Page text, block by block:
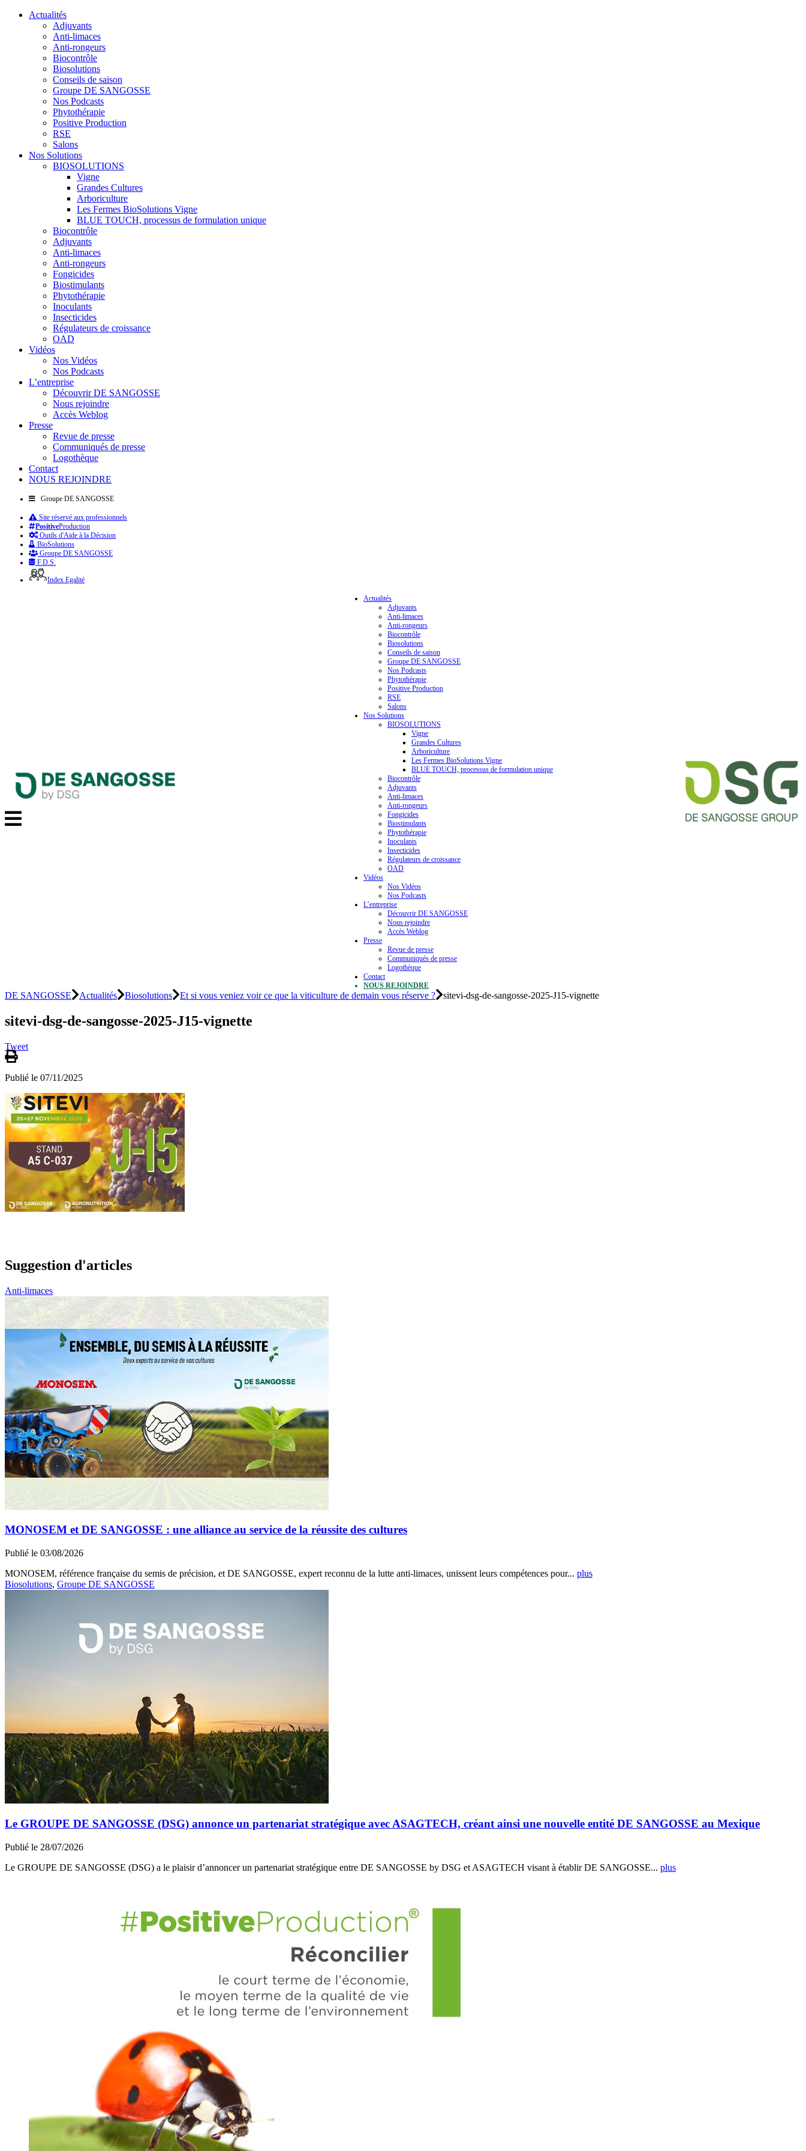
Actualités
Adjuvants
Anti-limaces
Anti-rongeurs
Biocontrôle
Biosolutions
Conseils de saison
Groupe DE SANGOSSE
Nos Podcasts
Phytothérapie
Positive Production
RSE
Salons
Nos Solutions
BIOSOLUTIONS
Vigne
Grandes Cultures
Arboriculture
Les Fermes BioSolutions Vigne
BLUE TOUCH, processus de formulation unique
Biocontrôle
Adjuvants
Anti-limaces
Anti-rongeurs
Fongicides
Biostimulants
Phytothérapie
Inoculants
Insecticides
Régulateurs de croissance
OAD
Vidéos
Nos Vidéos
Nos Podcasts
L’entreprise
Découvrir DE SANGOSSE
Nous rejoindre
Accès Weblog
Presse
Revue de presse
Communiqués de presse
Logothèque
Contact
NOUS REJOINDRE
Groupe DE SANGOSSE
Site réservé aux professionnels
PositiveProduction
Outils d'Aide à la Décision
BioSolutions
Groupe DE SANGOSSE
F.D.S.
Index Egalité
Actualités
Adjuvants
Anti-limaces
Anti-rongeurs
Biocontrôle
Biosolutions
Conseils de saison
Groupe DE SANGOSSE
Nos Podcasts
Phytothérapie
Positive Production
RSE
Salons
Nos Solutions
BIOSOLUTIONS
Vigne
Grandes Cultures
Arboriculture
Les Fermes BioSolutions Vigne
BLUE TOUCH, processus de formulation unique
Biocontrôle
Adjuvants
Anti-limaces
Anti-rongeurs
Fongicides
Biostimulants
Phytothérapie
Inoculants
Insecticides
Régulateurs de croissance
OAD
Vidéos
Nos Vidéos
Nos Podcasts
L’entreprise
Découvrir DE SANGOSSE
Nous rejoindre
Accès Weblog
Presse
Revue de presse
Communiqués de presse
Logothèque
Contact
NOUS REJOINDRE
DE SANGOSSE Actualités Biosolutions Et si vous veniez voir ce que la viticulture de demain vous réserve ? sitevi-dsg-de-sangosse-2025-J15-vignette
sitevi-dsg-de-sangosse-2025-J15-vignette
Tweet
Publié le 07/11/2025
Suggestion d'articles
Anti-limaces
MONOSEM et DE SANGOSSE : une alliance au service de la réussite des cultures
Publié le 03/08/2026
MONOSEM, référence française du semis de précision, et DE SANGOSSE, expert reconnu de la lutte anti-limaces, unissent leurs compétences pour... plus
Biosolutions, Groupe DE SANGOSSE
Le GROUPE DE SANGOSSE (DSG) annonce un partenariat stratégique avec ASAGTECH, créant ainsi une nouvelle entité DE SANGOSSE au Mexique
Publié le 28/07/2026
Le GROUPE DE SANGOSSE (DSG) a le plaisir d’annoncer un partenariat stratégique entre DE SANGOSSE by DSG et ASAGTECH visant à établir DE SANGOSSE... plus